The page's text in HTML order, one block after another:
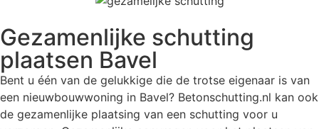
Gezamenlijke schutting
plaatsen Bavel
Bent u één van de gelukkige die de trotse eigenaar is van
een nieuwbouwwoning in Bavel? Betonschutting.nl kan ook
de gezamenlijke plaatsing van een schutting voor u